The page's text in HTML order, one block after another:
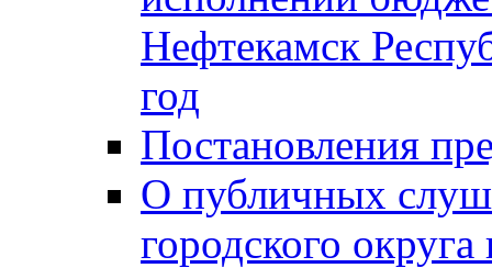
Нефтекамск
год
Постановления
О публичных
городского